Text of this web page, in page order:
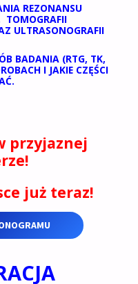
REZONANSU
TOMOGRAFII
ULTRASONOGRAFII
BADANIA (RTG, TK,
I JAKIE CZĘŚCI
przyjaznej
już teraz!